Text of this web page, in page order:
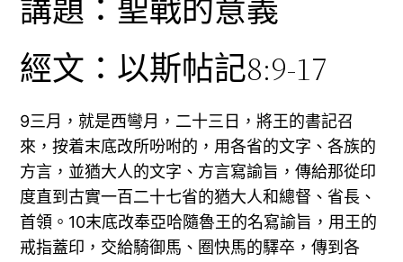
講題：聖戰的意義
經文：以斯帖記8:9-17
9三月，就是西彎月，二十三日，將王的書記召
來，按着末底改所吩咐的，用各省的文字、各族的
方言，並猶大人的文字、方言寫諭旨，傳給那從印
度直到古實一百二十七省的猶大人和總督、省長、
首領。10末底改奉亞哈隨魯王的名寫諭旨，用王的
戒指蓋印，交給騎御馬、圈快馬的驛卒，傳到各